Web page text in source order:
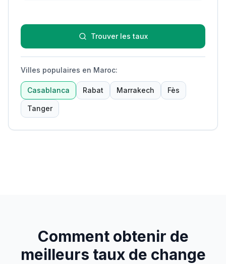
Trouver les taux
Villes populaires en Maroc:
Casablanca Rabat Marrakech Fès
Tanger
Comment obtenir de
meilleurs taux de change